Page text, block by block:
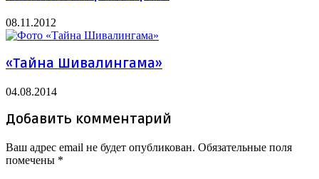
08.11.2012
«Тайна Шивалингама»
04.08.2014
Добавить комментарий
Ваш адрес email не будет опубликован. Обязательные поля
помечены *